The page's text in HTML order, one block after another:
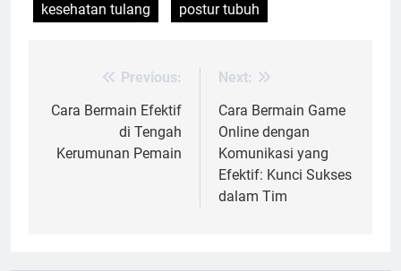
kesehatan tulang
postur tubuh
navigation
Previous:
Cara Bermain Efektif
di Tengah
Kerumunan Pemain
Next:
Cara Bermain Game
Online dengan
Komunikasi yang
Efektif: Kunci Sukses
dalam Tim